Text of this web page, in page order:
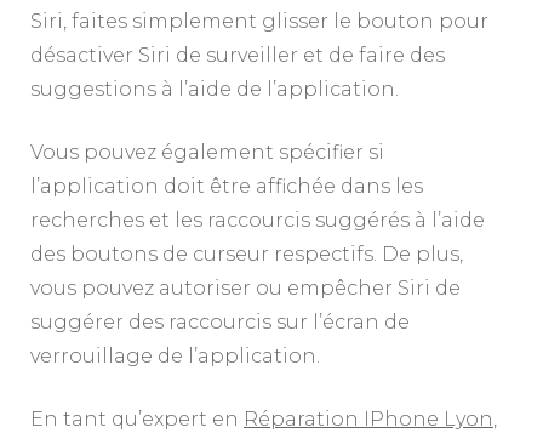
Siri, faites simplement glisser le bouton pour
désactiver Siri de surveiller et de faire des
suggestions à l’aide de l’application.
Vous pouvez également spécifier si
l’application doit être affichée dans les
recherches et les raccourcis suggérés à l’aide
des boutons de curseur respectifs. De plus,
vous pouvez autoriser ou empêcher Siri de
suggérer des raccourcis sur l’écran de
verrouillage de l’application.
En tant qu’expert en Réparation IPhone Lyon